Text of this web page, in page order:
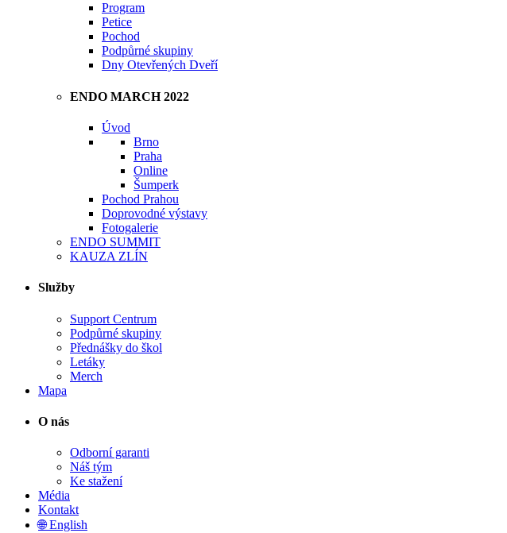
Program
Petice
Pochod
Podpůrné skupiny
Dny Otevřených Dveří
ENDO MARCH 2022
Úvod
Brno
Praha
Online
Šumperk
Pochod Prahou
Doprovodné výstavy
Fotogalerie
ENDO SUMMIT
KAUZA ZLÍN
Služby
Support Centrum
Podpůrné skupiny
Přednášky do škol
Letáky
Merch
Mapa
O nás
Odborní garanti
Náš tým
Ke stažení
Média
Kontakt
🌐 English